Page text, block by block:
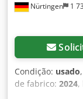
Nürtingen 1
Condição: usado
de fabrico: 2024,